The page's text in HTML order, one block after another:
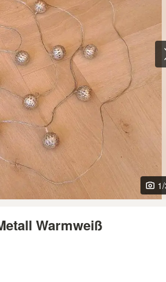
1
Warmweiß